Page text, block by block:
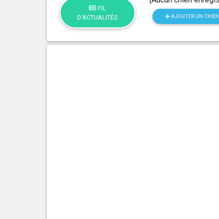
FIL
D'ACTUALITÉS
AJOUTER UN